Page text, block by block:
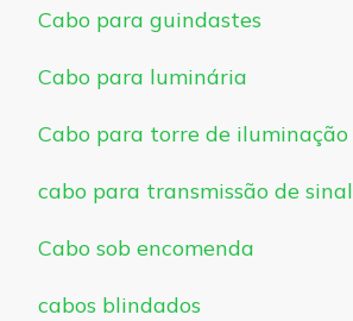
Cabo para guindastes
Cabo para luminária
Cabo para torre de iluminação
cabo para transmissão de sinal
Cabo sob encomenda
cabos blindados